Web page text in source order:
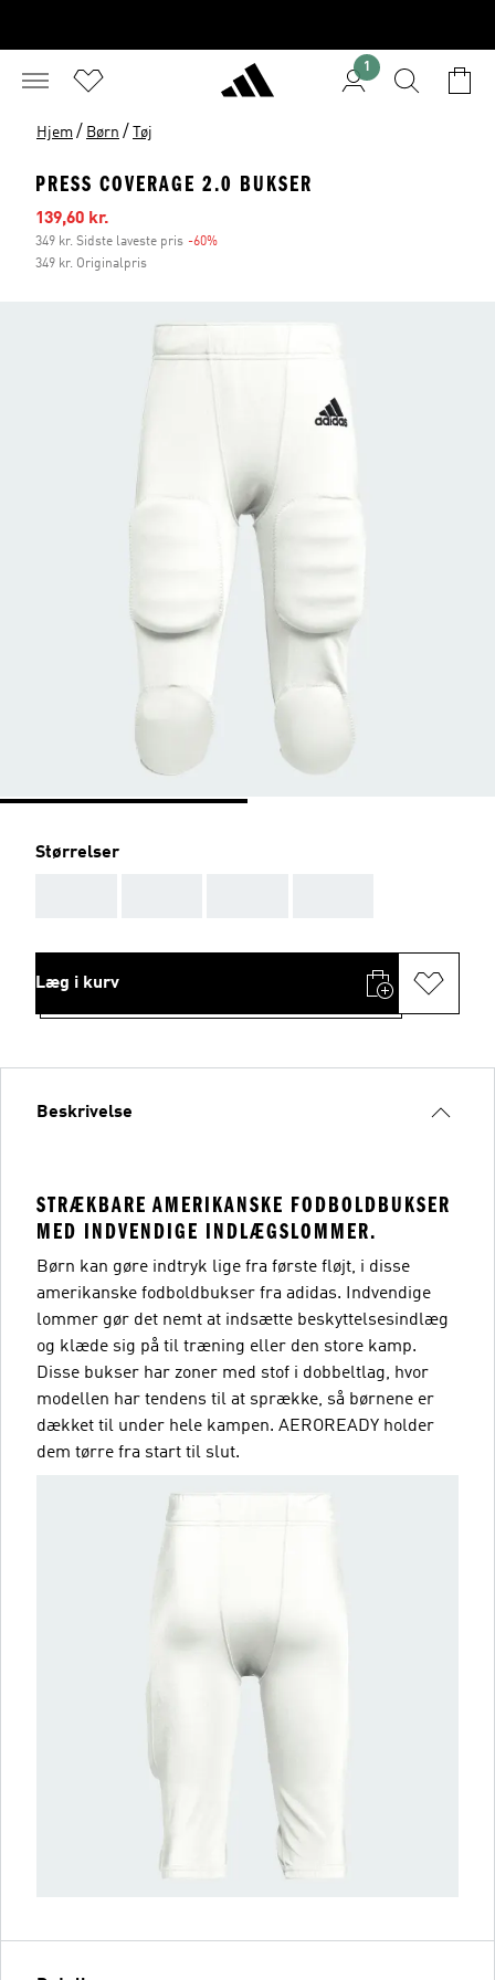
1
Hjem / Børn / Tøj
PRESS COVERAGE 2.0 BUKSER
Udsalgspris
139,60 kr.
349 kr. Sidste laveste pris -60%
349 kr. Originalpris
Størrelser
Læg i kurv
Beskrivelse
STRÆKBARE AMERIKANSKE FODBOLDBUKSER
MED INDVENDIGE INDLÆGSLOMMER.
Børn kan gøre indtryk lige fra første fløjt, i disse
amerikanske fodboldbukser fra adidas. Indvendige
lommer gør det nemt at indsætte beskyttelsesindlæg
og klæde sig på til træning eller den store kamp.
Disse bukser har zoner med stof i dobbeltlag, hvor
modellen har tendens til at sprække, så børnene er
dækket til under hele kampen. AEROREADY holder
dem tørre fra start til slut.